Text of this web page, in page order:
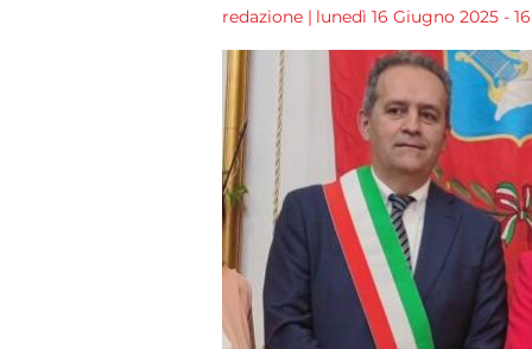
redazione | lunedì 16 Giugno 2025 -